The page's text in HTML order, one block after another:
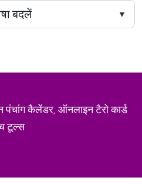
कैलेंडर, ऑनलाइन टैरो कार्ड
टूल्स